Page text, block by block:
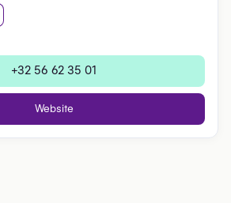
+32 56 62 35 01
Website